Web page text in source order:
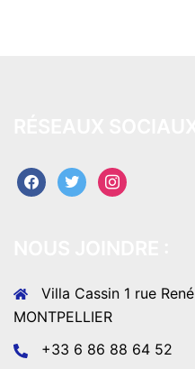
facebooktwitterinstagram
Villa Cassin 1 rue
MONTPELLIER
+33 6 86 88 64 52